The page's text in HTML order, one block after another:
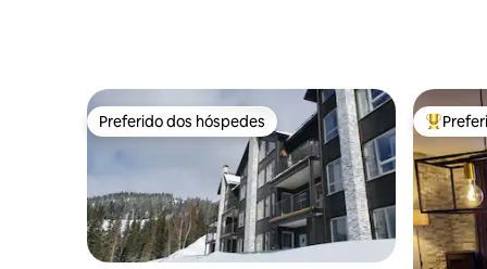
Preferido dos hóspedes
Preferido dos hóspedes Entre